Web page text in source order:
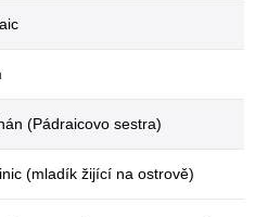
(Pádraicovo sestra)
(mladík žijící na ostrově)